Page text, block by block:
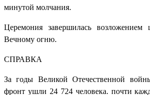
минутой молчания.
Церемония завершилась
Вечному огню.
СПРАВКА
За годы Великой Отечественной
фронт ушли 24 724 человека. почти